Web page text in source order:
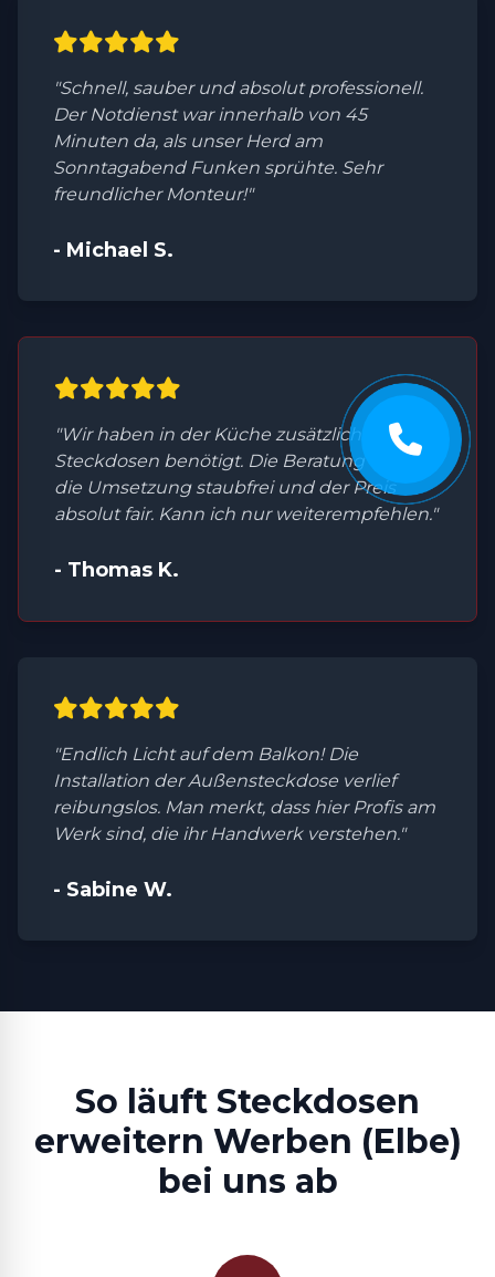
"Schnell, sauber und absolut professionell.
Der Notdienst war innerhalb von 45
Minuten da, als unser Herd am
Sonntagabend Funken sprühte. Sehr
freundlicher Monteur!"
- Michael S.
"Wir haben in der Küche zusätzliche
Steckdosen benötigt. Die Beratung war top,
die Umsetzung staubfrei und der Preis
absolut fair. Kann ich nur weiterempfehlen."
- Thomas K.
"Endlich Licht auf dem Balkon! Die
Installation der Außensteckdose verlief
reibungslos. Man merkt, dass hier Profis am
Werk sind, die ihr Handwerk verstehen."
- Sabine W.
So läuft Steckdosen
erweitern Werben (Elbe)
bei uns ab